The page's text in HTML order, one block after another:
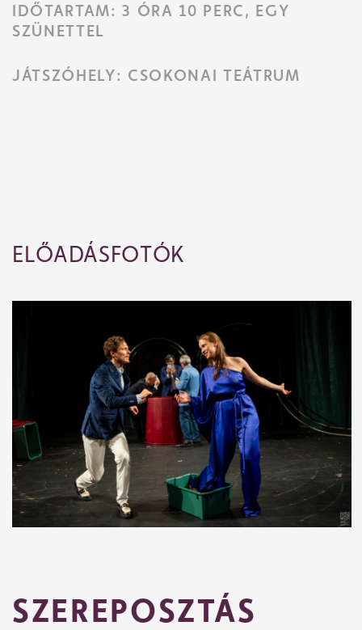
IDŐTARTAM: 3 ÓRA 10 PERC, EGY
SZÜNETTEL
JÁTSZÓHELY: CSOKONAI TEÁTRUM
ELŐADÁSFOTÓK
SZEREPOSZTÁS